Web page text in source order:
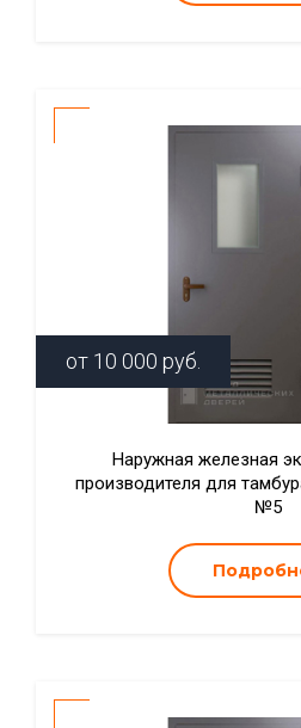
от 10 000 руб.
Наружная железная
производителя для
№5